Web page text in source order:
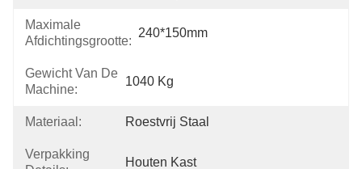
Maximale
Afdichtingsgrootte:
240*150mm
Gewicht Van De
Machine:
1040 Kg
Materiaal: Roestvrij Staal
Verpakking
Houten Kast